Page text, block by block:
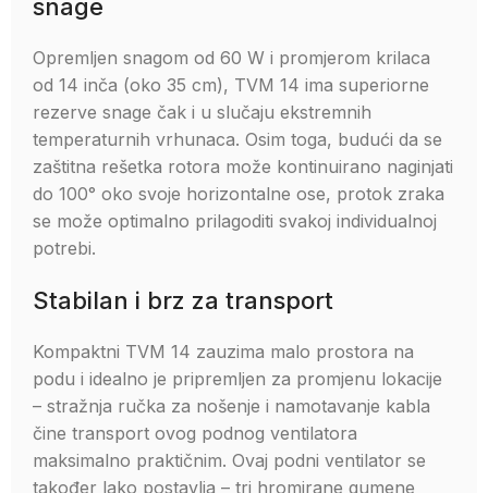
snage
Opremljen snagom od 60 W i promjerom krilaca
od 14 inča (oko 35 cm), TVM 14 ima superiorne
rezerve snage čak i u slučaju ekstremnih
temperaturnih vrhunaca. Osim toga, budući da se
zaštitna rešetka rotora može kontinuirano naginjati
do 100° oko svoje horizontalne ose, protok zraka
se može optimalno prilagoditi svakoj individualnoj
potrebi.
Stabilan i brz za transport
Kompaktni TVM 14 zauzima malo prostora na
podu i idealno je pripremljen za promjenu lokacije
– stražnja ručka za nošenje i namotavanje kabla
čine transport ovog podnog ventilatora
maksimalno praktičnim. Ovaj podni ventilator se
također lako postavlja – tri hromirane gumene